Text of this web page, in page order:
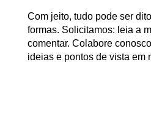
Com jeito, tudo pode ser
formas. Solicitamos: leia a
comentar. Colabore
ideias e pontos de vista em